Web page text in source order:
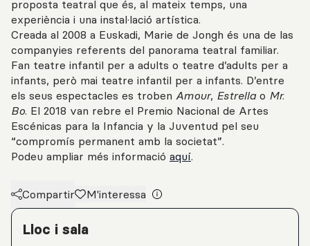
proposta teatral que és, al mateix temps, una
experiència i una instal·lació artística.
Creada al 2008 a Euskadi, Marie de Jongh és una de las
companyies referents del panorama teatral familiar.
Fan teatre infantil per a adults o teatre d’adults per a
infants, però mai teatre infantil per a infants. D’entre
els seus espectacles es troben Amour, Estrella o Mr.
Bo. El 2018 van rebre el Premio Nacional de Artes
Escénicas para la Infancia y la Juventud pel seu
“compromís permanent amb la societat”.
Podeu ampliar més informació aquí.
Compartir
M'interessa
Detalls de l'activitat
Lloc i sala